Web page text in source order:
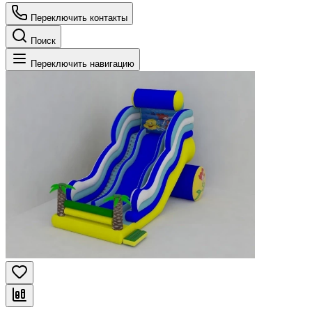
Переключить контакты
Поиск
Переключить навигацию